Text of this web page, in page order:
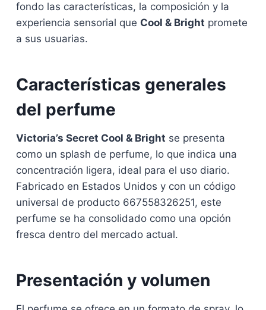
fondo las características, la composición y la
experiencia sensorial que Cool & Bright promete
a sus usuarias.
Características generales
del perfume
Victoria’s Secret Cool & Bright se presenta
como un splash de perfume, lo que indica una
concentración ligera, ideal para el uso diario.
Fabricado en Estados Unidos y con un código
universal de producto 667558326251, este
perfume se ha consolidado como una opción
fresca dentro del mercado actual.
Presentación y volumen